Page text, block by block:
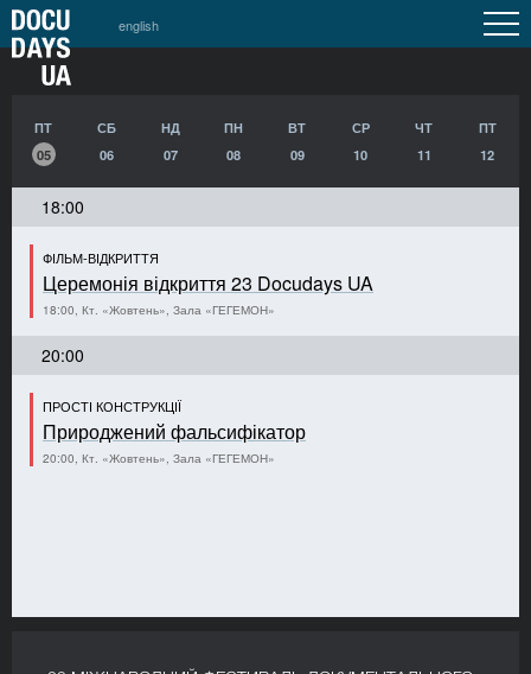
english
ПТ
05
СБ
06
НД
07
ПН
08
ВТ
09
СР
10
ЧТ
11
ПТ
12
18:00
ФІЛЬМ-ВІДКРИТТЯ
Церемонія відкриття 23 Docudays UA
18:00, Кт. «Жовтень», Зала «ГЕГЕМОН»
20:00
ПРОСТІ КОНСТРУКЦІЇ
Природжений фальсифікатор
20:00, Кт. «Жовтень», Зала «ГЕГЕМОН»